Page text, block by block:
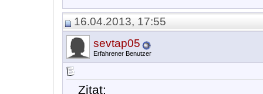
16.04.2013, 17:55
sevtap05
Erfahrener Benutzer
Zitat: